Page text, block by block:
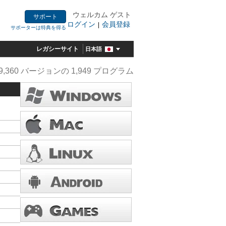
サポート
サポーターは特典を得る
ウェルカム ゲスト
ログイン | 会員登録
レガシーサイト 日本語
バージョンの 1,949 プログラム